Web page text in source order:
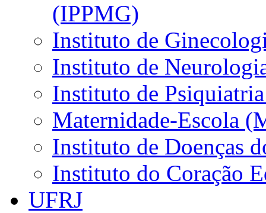
(IPPMG)
Instituto de
Instituto de
Instituto de
Maternidade-Escola
Instituto de Doenças
Instituto do Coração
UFRJ